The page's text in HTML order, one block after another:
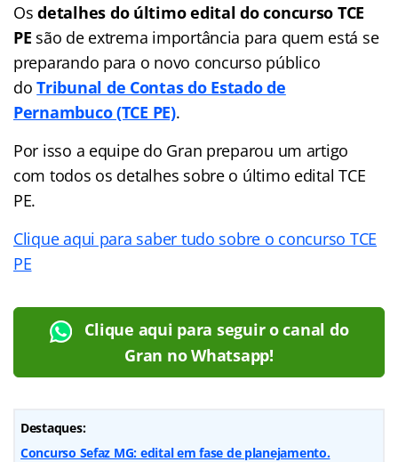
Osdetalhes do último edital do concurso TCE
PE são de extrema importância para quem está se
preparando para o novo concurso público
doTribunal de Contas do Estado de
Pernambuco (TCE PE).
Por isso a equipe do Gran preparou um artigo
com todos os detalhes sobre o último edital TCE
PE.
Clique aqui para saber tudo sobre o concurso TCE
PE
Clique aqui para seguir o canal do
Gran no Whatsapp!
Destaques:
Concurso Sefaz MG: edital em fase de planejamento.